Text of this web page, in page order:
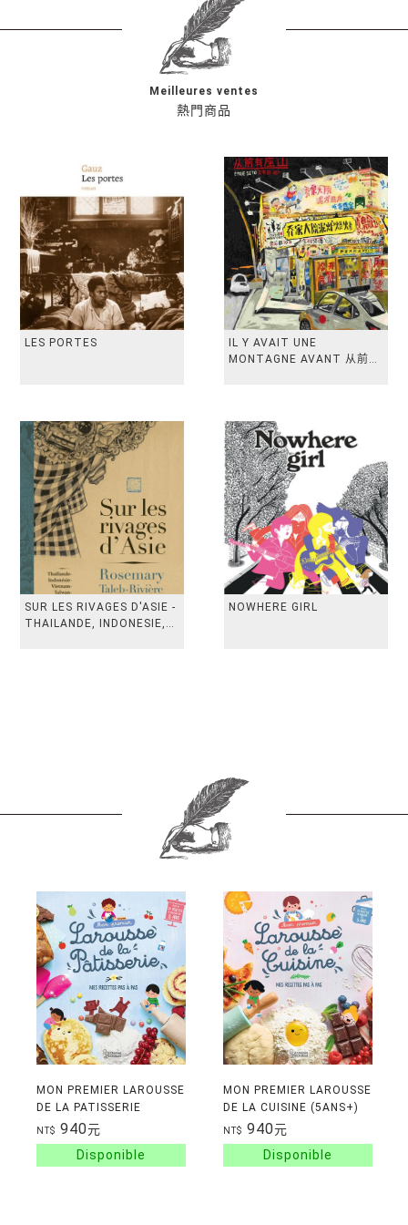
熱門商品
Meilleures ventes
LES PORTES
IL Y AVAIT UNE
MONTAGNE AVANT 从前有
SUR LES RIVAGES D'ASIE -
THAILANDE, INDONESIE,
NOWHERE GIRL
MON PREMIER LAROUSSE
DE LA PATISSERIE
(5ANS+)
NT$ 940元
MON PREMIER LAROUSSE
DE LA CUISINE (5ANS+)
NT$ 940元